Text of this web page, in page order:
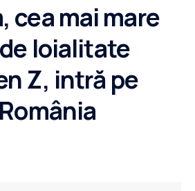
cea mai mare
loialitate
Z, intră pe